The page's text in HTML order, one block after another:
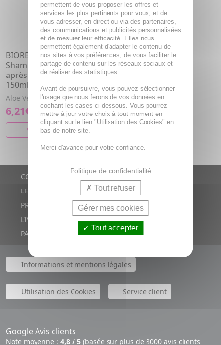
BIOREGENA Après Soleil -
Shampooing douche
après la plage bio tube
150ml
Aloe Vera.
6,21€
VOIR CET ARTICLE
CONTACTS
LE BLOG
PROMOTIONS
LIVRAISON RAPIDE
PAIEMENT SÉCURISÉ
Informations et mentions légales
Utilisation des Cookies Service client
Google Avis clients
Note moyenne : 4,8 / 5 (basée sur plus de 8000 avis clients
permettent de vous proposer les offres et
services les plus pertinents pour vous, et de
vous adresser, en direct ou via des partenaires,
des communications et publicités personnalisées
et de mesurer leur efficacité. Elles nous
permettent également d'adapter le contenu de
nos sites à vos préférences, de vous faciliter le
partage de contenu sur les réseaux sociaux et
de réaliser des statistiques
Avant de poursuivre, vous pouvez sélectionner
l'usage que nous ferons de vos données en
cochant les cases ci-dessous. Vous pourrez
mettre à jour votre choix à tout moment en
cliquant sur le lien "Utilisation des Cookies" en
bas de notre site.
Merci d'avance pour votre confiance.
Politique de confidentialité
Tout refuser
Gérer mes cookies
Tout accepter